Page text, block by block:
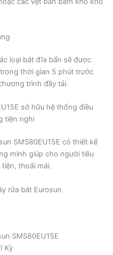
loại bát đĩa bẩn sẽ được
thời gian 5 phút trước
trình đầy tải.
sở hữu hệ thống điều
tiện nghi
SMS80EU15E có thiết kế
minh giúp cho người tiêu
thoải mái.
rửa bát Eurosun
SMS80EU15E
Kỳ